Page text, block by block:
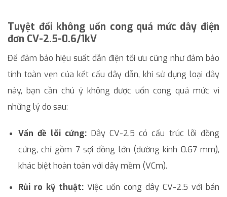
Tuyệt đối không uốn cong quá mức dây điện
đơn CV-2.5-0.6/1kV
Để đảm bảo hiệu suất dẫn điện tối ưu cũng như đảm bảo
tính toàn vẹn của kết cấu dây dẫn, khi sử dụng loại dây
này, bạn cần chú ý không được uốn cong quá mức vì
những lý do sau:
Vấn đề lõi cứng: Dây CV-2.5 có cấu trúc lõi đồng
cứng, chỉ gồm 7 sợi đồng lớn (đường kính 0.67 mm),
khác biệt hoàn toàn với dây mềm (VCm).
Rủi ro kỹ thuật:Việc uốn cong dây CV-2.5 với bán